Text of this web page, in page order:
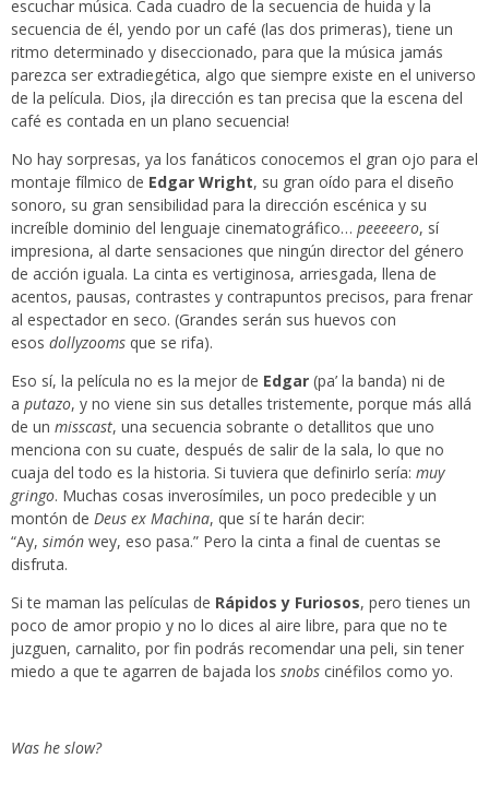
escuchar música. Cada cuadro de la secuencia de huida y la
secuencia de él, yendo por un café (las dos primeras), tiene un
ritmo determinado y diseccionado, para que la música jamás
parezca ser extradiegética, algo que siempre existe en el universo
de la película. Dios, ¡la dirección es tan precisa que la escena del
café es contada en un plano secuencia!
No hay sorpresas, ya los fanáticos conocemos el gran ojo para el
montaje fílmico de Edgar Wright, su gran oído para el diseño
sonoro, su gran sensibilidad para la dirección escénica y su
increíble dominio del lenguaje cinematográfico… peeeeero, sí
impresiona, al darte sensaciones que ningún director del género
de acción iguala. La cinta es vertiginosa, arriesgada, llena de
acentos, pausas, contrastes y contrapuntos precisos, para frenar
al espectador en seco. (Grandes serán sus huevos con
esos dollyzooms que se rifa).
Eso sí, la película no es la mejor de Edgar (pa’ la banda) ni de
a putazo, y no viene sin sus detalles tristemente, porque más allá
de un misscast, una secuencia sobrante o detallitos que uno
menciona con su cuate, después de salir de la sala, lo que no
cuaja del todo es la historia. Si tuviera que definirlo sería: muy
gringo. Muchas cosas inverosímiles, un poco predecible y un
montón de Deus ex Machina, que sí te harán decir:
“Ay, simón wey, eso pasa.” Pero la cinta a final de cuentas se
disfruta.
Si te maman las películas de Rápidos y Furiosos, pero tienes un
poco de amor propio y no lo dices al aire libre, para que no te
juzguen, carnalito, por fin podrás recomendar una peli, sin tener
miedo a que te agarren de bajada los snobs cinéfilos como yo.
Was he slow?